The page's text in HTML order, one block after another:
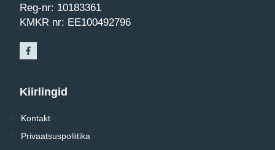
Reg-nr: 10183361
KMKR nr: EE100492796
Kiirlingid
Kontakt
Privaatsuspoliitika